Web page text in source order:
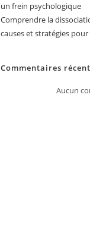
un frein psychologique
Comprendre la
causes et stratégies pour
Commentaires
Aucun